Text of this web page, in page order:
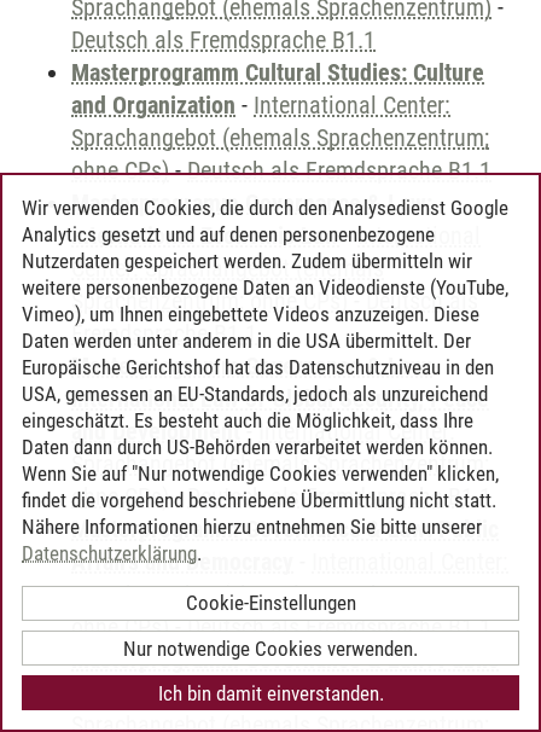
Sprachangebot (ehemals Sprachenzentrum) -
Deutsch als Fremdsprache B1.1
Masterprogramm Cultural Studies: Culture
and Organization - International Center:
Sprachangebot (ehemals Sprachenzentrum;
ohne CPs)-Deutsch als Fremdsprache B1.1
Masterprogramm Governance & Law:
International Economic Law-International
Center: Sprachangebot (ehemals
Sprachenzentrum; ohne CPs)-Deutsch als
Fremdsprache B1.1
Masterprogramm Governance & Law:
International Law of Global Security, Peace
and Development-International Center:
Sprachangebot (ehemals Sprachenzentrum;
ohne CPs)- Deutsch als Fremdsprache B1.1
Masterprogramm Governance & Law: Public
Affairs and Democracy
Sprachangebot (ehemals Sprachenzentrum;
ohne CPs)-Deutsch als Fremdsprache B1.1
Masterprogramm Governance & Law: Public
Affairs and Economics-International Center:
Sprachangebot (ehemals Sprachenzentrum;
Wir verwenden Cookies, die durch den Analysedienst Google
Analytics gesetzt und auf denen personenbezogene
Nutzerdaten gespeichert werden. Zudem übermitteln wir
weitere personenbezogene Daten an Videodienste (YouTube,
Vimeo), um Ihnen eingebettete Videos anzuzeigen. Diese
Daten werden unter anderem in die USA übermittelt. Der
Europäische Gerichtshof hat das Datenschutzniveau in den
USA, gemessen an EU-Standards, jedoch als unzureichend
eingeschätzt. Es besteht auch die Möglichkeit, dass Ihre
Daten dann durch US-Behörden verarbeitet werden können.
Wenn Sie auf "Nur notwendige Cookies verwenden" klicken,
findet die vorgehend beschriebene Übermittlung nicht statt.
Nähere Informationen hierzu entnehmen Sie bitte unserer
Datenschutzerklärung.
Cookie-Einstellungen
Nur notwendige Cookies verwenden.
Ich bin damit einverstanden.